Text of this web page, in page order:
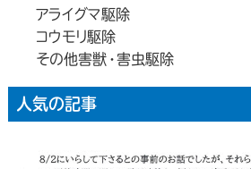
アライグマ駆除
コウモリ駆除
その他害獣・害虫駆除
人気の記事